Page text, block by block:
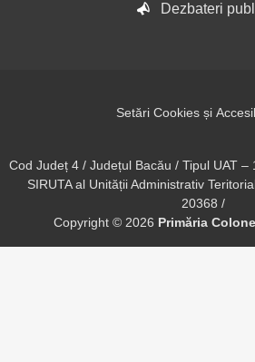
Dezbateri
Setări Cookies și
Cod Județ 4 / Județul Bacău / Tipul UAT –
SIRUTA al Unității Administrativ
20368 /
Copyright © 2026 Primăria